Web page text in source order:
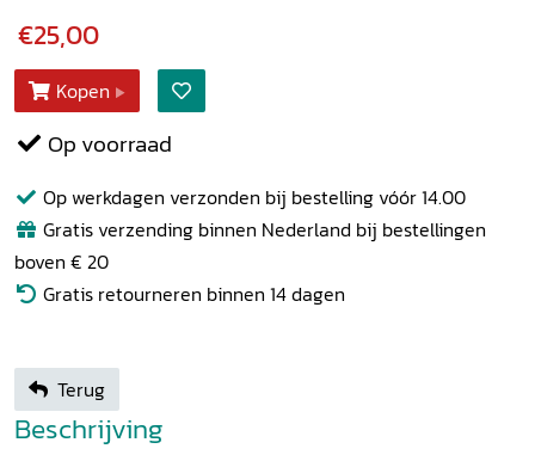
€25,00
Kopen
Op voorraad
Op werkdagen verzonden bij bestelling vóór 14.00
Gratis verzending binnen Nederland bij bestellingen
boven € 20
Gratis retourneren binnen 14 dagen
Terug
Beschrijving